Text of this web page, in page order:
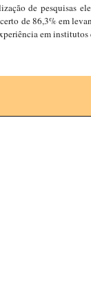
de pesquisas
de 86,3% em
em